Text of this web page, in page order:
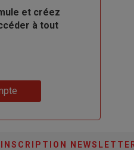
et créez
à tout
INSCRIPTION